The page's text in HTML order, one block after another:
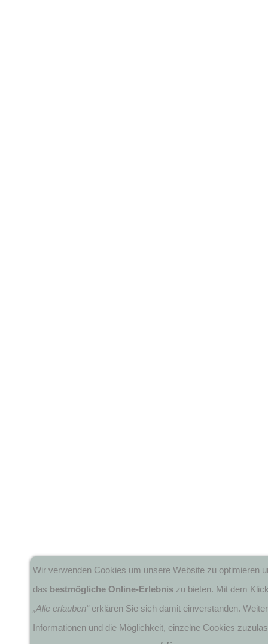
Wir verwenden Cookies um unsere Website zu optimieren
das bestmögliche Online-Erlebnis zu bieten. Mit dem
„Alle erlauben“ erklären Sie sich damit einverstanden.
Informationen und die Möglichkeit, einzelne Cookies